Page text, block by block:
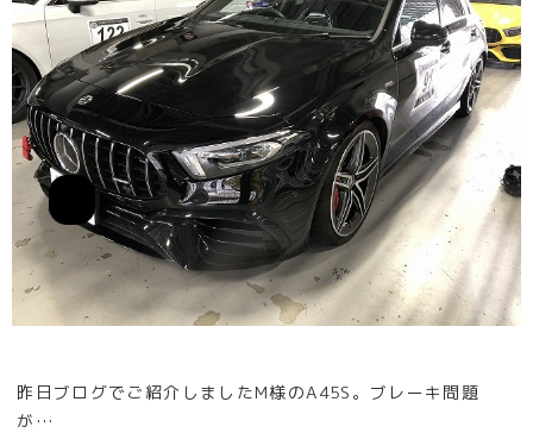
昨日ブログでご紹介しましたM様のA45S。ブレーキ問題
が…